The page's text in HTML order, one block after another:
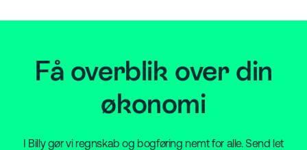
Få overblik over din
økonomi
I Billy gør vi regnskab og bogføring nemt for alle. Send let